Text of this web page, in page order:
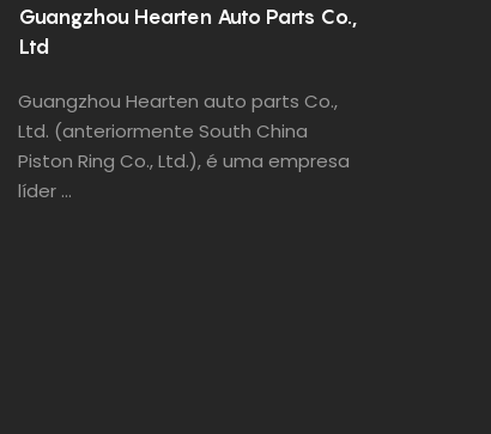
Guangzhou Hearten Auto Parts Co.,
Ltd
Guangzhou Hearten auto parts Co.,
Ltd. (anteriormente South China
Piston Ring Co., Ltd.), é uma empresa
líder ...